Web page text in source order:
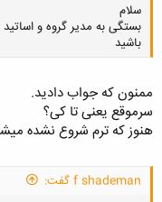
سلام
بستگی به مدیر گروه و اساتید
باشید
ممنون که جواب دادید.
سرموقع یعنی تا کی؟
هنوز که ترم شروع نشده
f shademan گفت: